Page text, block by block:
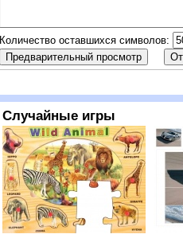
Количество оставшихся символов:
Случайные игры